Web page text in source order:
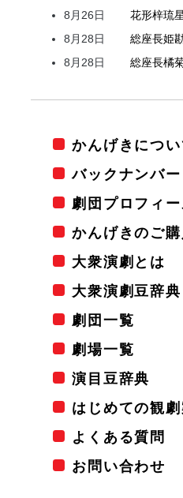
8月26日
花形梓琉
8月28日
総座長姫
8月28日
総座長橘
かんげきについ
バックナンバー
劇団プロフィ
かんげきのご購
大衆演劇とは
大衆演劇豆辞典
劇団一覧
劇場一覧
演目豆辞典
はじめての観
よくある質問
お問い合わせ